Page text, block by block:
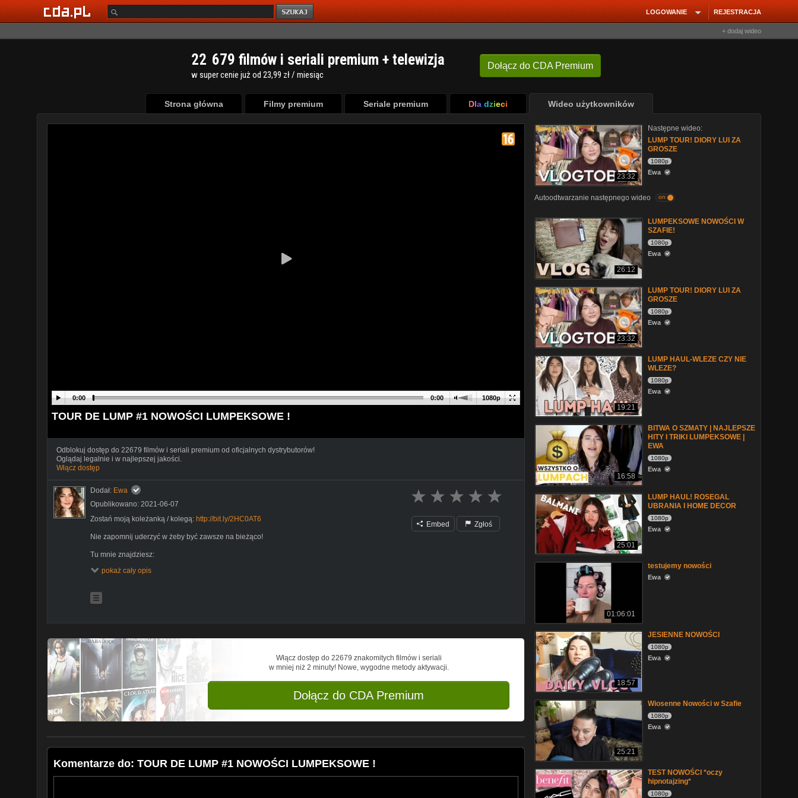
REJESTRACJA
LOGOWANIE
+ dodaj wideo
Dołącz do CDA Premium
22 679 filmów i seriali premium + telewizja
w super cenie już od 23,99 zł / miesiąc
Strona główna Filmy premium Seriale premium Dla dzieci Wideo użytkowników
1080p
0:00 0:00
TOUR DE LUMP #1 NOWOŚCI LUMPEKSOWE !
Odblokuj dostęp do 22679 filmów i seriali premium od oficjalnych dystrybutorów!
Oglądaj legalnie i w najlepszej jakości.
Włącz dostęp
Dodał: Ewa
Opublikowano: 2021-06-07
Zostań moją koleżanką / kolegą: http://bit.ly/2HC0AT6
Nie zapomnij uderzyć w żeby być zawsze na bieżąco!
Tu mnie znajdziesz:
Instagram Ewa:http://bit.ly/2AulexQ
Współpraca:
pokaż cały opis
Embed Zgłoś
Włącz dostęp do 22679 znakomitych filmów i seriali
w mniej niż 2 minuty! Nowe, wygodne metody aktywacji.
Dołącz do CDA Premium
Komentarze do: TOUR DE LUMP #1 NOWOŚCI LUMPEKSOWE !
23:32
Następne wideo:
LUMP TOUR! DIORY LUI ZA
GROSZE
1080p
Ewa
Autoodtwarzanie następnego wideo on
26:12
LUMPEKSOWE NOWOŚCI W
SZAFIE!
1080p
Ewa
23:32
LUMP TOUR! DIORY LUI ZA
GROSZE
1080p
Ewa
19:21
LUMP HAUL-WLEZE CZY NIE
WLEZE?
1080p
Ewa
16:58
BITWA O SZMATY | NAJLEPSZE
HITY I TRIKI LUMPEKSOWE |
EWA
1080p
Ewa
25:01
LUMP HAUL! ROSEGAL
UBRANIA I HOME DECOR
1080p
Ewa
01:06:01
testujemy nowości
Ewa
18:57
JESIENNE NOWOŚCI
1080p
Ewa
25:21
Wiosenne Nowości w Szafie
1080p
Ewa
TEST NOWOŚCI *oczy
hipnotajzing*
1080p